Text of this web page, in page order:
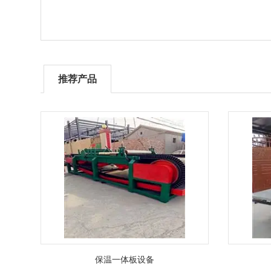
推荐产品
保温一体板设备